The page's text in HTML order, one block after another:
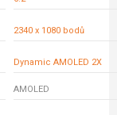
2340 x 1080 bodů
Dynamic AMOLED 2X
AMOLED